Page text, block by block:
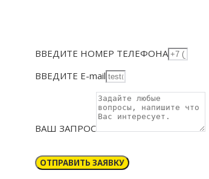
ВВЕДИТЕ НОМЕР ТЕЛЕФОНА
ВВЕДИТЕ E-mail
ВАШ ЗАПРОС
ОТПРАВИТЬ ЗАЯВКУ